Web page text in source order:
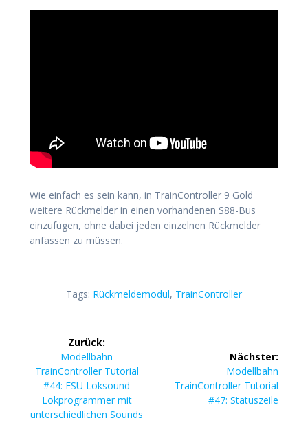
Wie einfach es sein kann, in TrainController 9 Gold
weitere Rückmelder in einen vorhandenen S88-Bus
einzufügen, ohne dabei jeden einzelnen Rückmelder
anfassen zu müssen.
Tags: Rückmeldemodul, TrainController
Beitragsnavigation
Zurück:
Vorheriger
Beitrag:
Modellbahn
TrainController Tutorial
#44: ESU Loksound
Lokprogrammer mit
unterschiedlichen Sounds
Nächster:
Nächster
Beitrag:
Modellbahn
TrainController Tutorial
#47: Statuszeile